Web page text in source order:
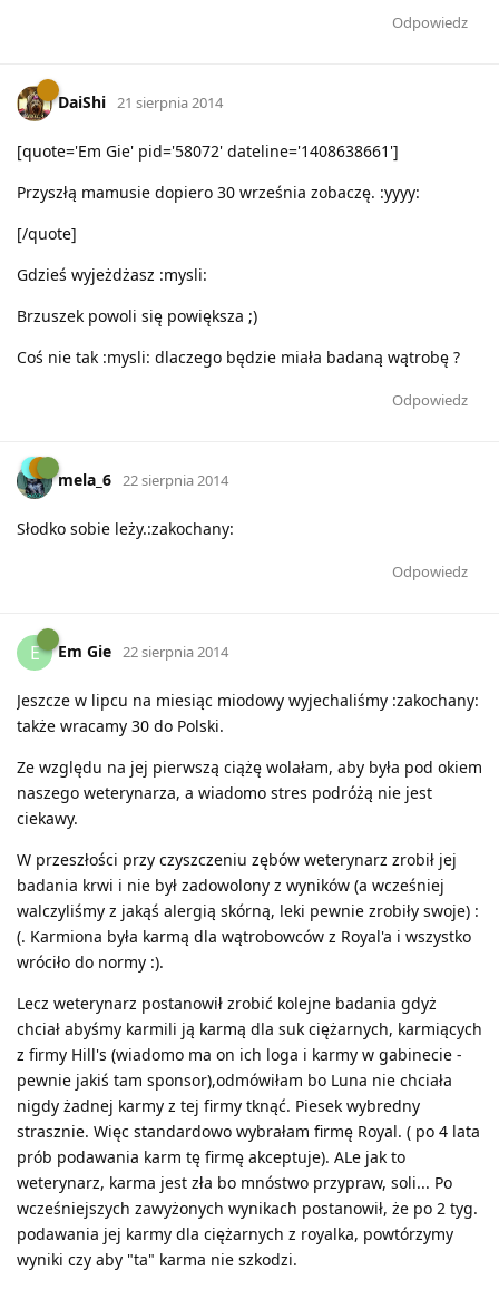
Odpowiedz
DaiShi 21 sierpnia 2014
[quote='Em Gie' pid='58072' dateline='1408638661']
Przyszłą mamusie dopiero 30 września zobaczę. :yyyy:
[/quote]
Gdzieś wyjeżdżasz :mysli:
Brzuszek powoli się powiększa ;)
Coś nie tak :mysli: dlaczego będzie miała badaną wątrobę ?
Odpowiedz
mela_6 22 sierpnia 2014
Słodko sobie leży.:zakochany:
Odpowiedz
E Em Gie 22 sierpnia 2014
Jeszcze w lipcu na miesiąc miodowy wyjechaliśmy :zakochany:
także wracamy 30 do Polski.
Ze względu na jej pierwszą ciążę wolałam, aby była pod okiem
naszego weterynarza, a wiadomo stres podróżą nie jest
ciekawy.
W przeszłości przy czyszczeniu zębów weterynarz zrobił jej
badania krwi i nie był zadowolony z wyników (a wcześniej
walczyliśmy z jakąś alergią skórną, leki pewnie zrobiły swoje) :
(. Karmiona była karmą dla wątrobowców z Royal'a i wszystko
wróciło do normy :).
Lecz weterynarz postanowił zrobić kolejne badania gdyż
chciał abyśmy karmili ją karmą dla suk ciężarnych, karmiących
z firmy Hill's (wiadomo ma on ich loga i karmy w gabinecie -
pewnie jakiś tam sponsor),odmówiłam bo Luna nie chciała
nigdy żadnej karmy z tej firmy tknąć. Piesek wybredny
strasznie. Więc standardowo wybrałam firmę Royal. ( po 4 lata
prób podawania karm tę firmę akceptuje). ALe jak to
weterynarz, karma jest zła bo mnóstwo przypraw, soli... Po
wcześniejszych zawyżonych wynikach postanowił, że po 2 tyg.
podawania jej karmy dla ciężarnych z royalka, powtórzymy
wyniki czy aby "ta" karma nie szkodzi.